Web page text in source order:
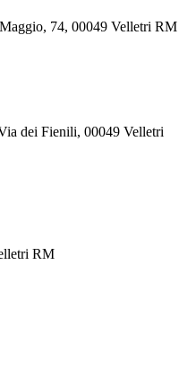
74, 00049 Velletri RM
dei Fienili, 00049 Velletri
RM